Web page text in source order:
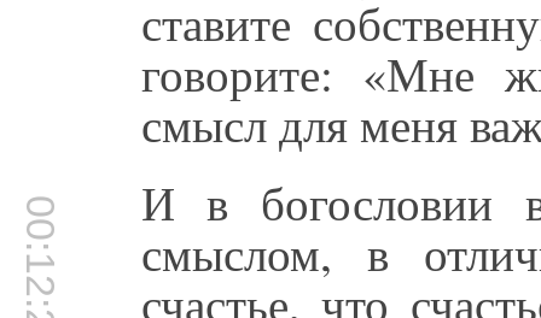
ставите
говорите: «Мне
смысл для меня
00:12:21 И в богословии
смыслом, в
счастье, что